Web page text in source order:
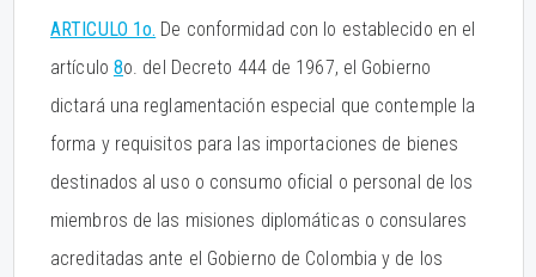
ARTICULO 1o. De conformidad con lo establecido en el
artículo 8o. del Decreto 444 de 1967, el Gobierno
dictará una reglamentación especial que contemple la
forma y requisitos para las importaciones de bienes
destinados al uso o consumo oficial o personal de los
miembros de las misiones diplomáticas o consulares
acreditadas ante el Gobierno de Colombia y de los